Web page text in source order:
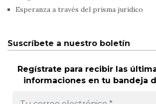
Esperanza a través del prisma jurídico
Suscríbete a nuestro boletín
Regístrate para recibir las
informaciones en tu bandeja